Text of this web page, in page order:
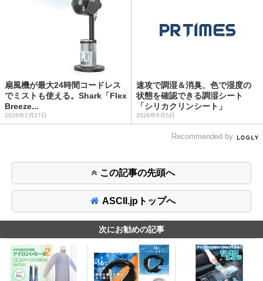
扇風機が最大24時間コードレス
でミストも使える。Shark「Flex
Breeze...
2026年7月27日
速攻で調湿＆消臭、色で湿度の
状態を確認できる調湿シート
「シリカクリンシート」
2026年6月5日
Recommended by
この記事の先頭へ
ASCII.jpトップへ
次にお勧めの記事